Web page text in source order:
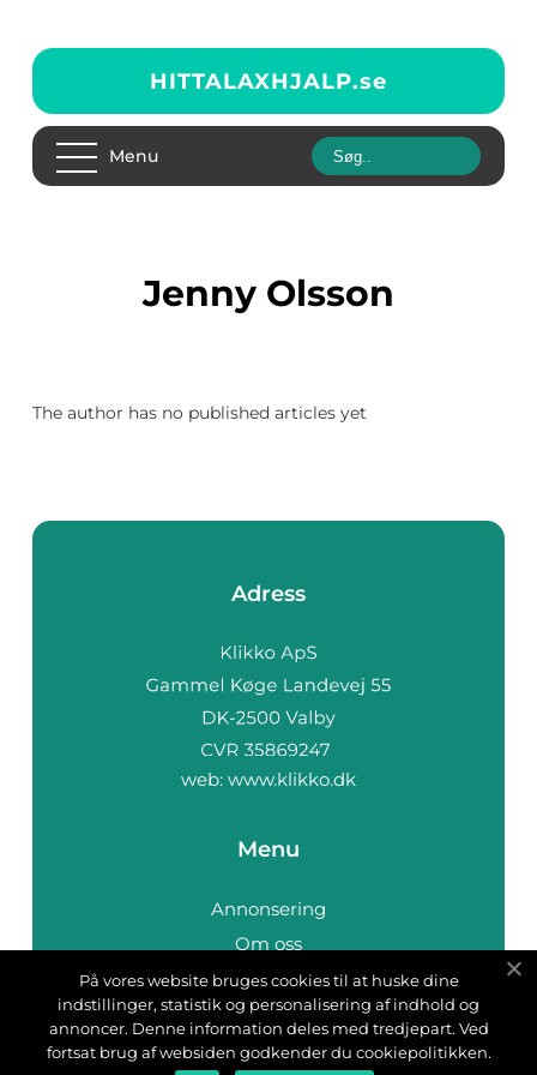
HITTALAXHJALP.se
Menu
Jenny Olsson
The author has no published articles yet
Adress
web: www.klikko.dk
Menu
Annonsering
Om oss
Cookies
Kontakta oss
Sitemap
På vores website bruges cookies til at huske dine
indstillinger, statistik og personalisering af indhold og
annoncer. Denne information deles med tredjepart. Ved
fortsat brug af websiden godkender du cookiepolitikken.